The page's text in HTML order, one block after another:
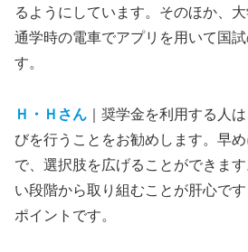
るようにしています。そのほか、
通学時の電車でアプリを用いて国
す。
Ｈ・Ｈさん ｜奨学金を利用する人
びを行うことをお勧めします。早
で、選択肢を広げることができま
い段階から取り組むことが肝心で
ポイントです。